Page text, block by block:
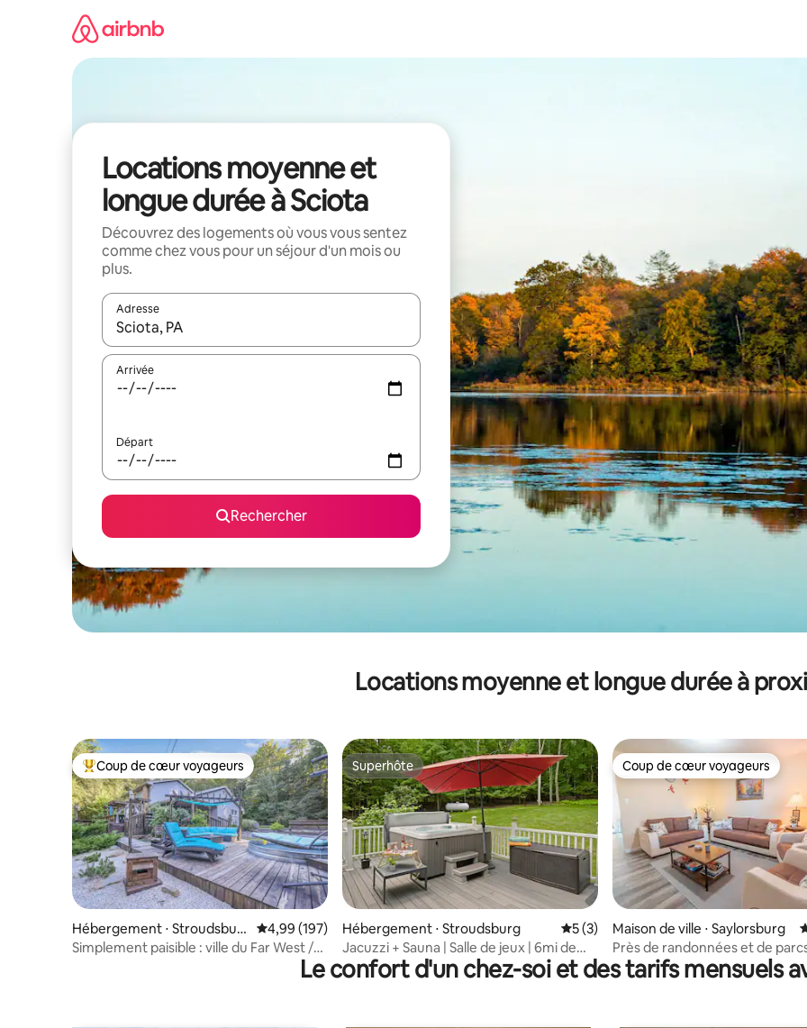
Locations moyenne et
longue durée à Sciota
Découvrez des logements où vous vous sentez
comme chez vous pour un séjour d'un mois ou
plus.
Adresse
Lorsque les résultats s'affichent, utilisez les flèches vers le haut et vers le bas pour les parcourir ou en appuyant et en
Arrivée
Départ
Rechercher
Locations moyenne et longue durée à
Coups de cœur voyageurs les plus appréciés
Coup de cœur voyageurs
Hébergement ⋅ Stroudsbur
g
Évaluation moyenne sur la base de 197 commentaires : 4,99 sur 5
4,99 (197)
Simplement paisible : ville du Far West /
Superhôte
Superhôte
Hébergement ⋅ Stroudsburg Évaluation moyenne sur la base de 3
5 (3)
Jacuzzi + Sauna | Salle de jeux | 6mi de
Camelback
Coup de cœur voyageurs
Coup de cœur voyageurs
Maison de ville ⋅ Saylorsburg
Près de randonnées et de
aquatiques !*Chiens
Fi*Cheminée
Le confort d'un chez-soi et des tarifs mensuels